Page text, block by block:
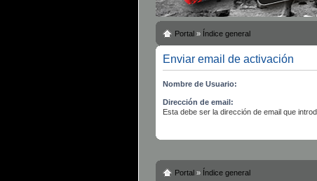
Portal » Índice general
Enviar email de activación
Nombre de Usuario:
Dirección de email:
Esta debe ser la dirección de email que
Portal » Índice general